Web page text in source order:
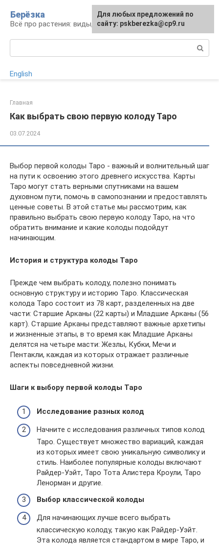
контенту
Берёзка
Всё про растения: виды, выращивание, уход
English
Главная
Как выбрать свою первую колоду Таро
03.07.2024
Выбор первой колоды Таро - важный и волнительный шаг
на пути к освоению этого древнего искусства. Карты
Таро могут стать верными спутниками на вашем
духовном пути, помочь в самопознании и предоставлять
ценные советы. В этой статье мы рассмотрим, как
правильно выбрать свою первую колоду Таро, на что
обратить внимание и какие колоды подойдут
начинающим.
История и структура колоды Таро
Прежде чем выбрать колоду, полезно понимать
основную структуру и историю Таро. Классическая
колода Таро состоит из 78 карт, разделенных на две
части: Старшие Арканы (22 карты) и Младшие Арканы (56
карт). Старшие Арканы представляют важные архетипы
и жизненные этапы, в то время как Младшие Арканы
делятся на четыре масти: Жезлы, Кубки, Мечи и
Пентакли, каждая из которых отражает различные
аспекты повседневной жизни.
Шаги к выбору первой колоды Таро
Исследование разных колод
Начните с исследования различных типов колод
Таро. Существует множество вариаций, каждая
из которых имеет свою уникальную символику и
стиль. Наиболее популярные колоды включают
Райдер-Уэйт, Таро Тота Алистера Кроули, Таро
Ленорман и другие.
Выбор классической колоды
Для начинающих лучше всего выбрать
классическую колоду, такую как Райдер-Уэйт.
Эта колода является стандартом в мире Таро, и
Для любых предложений по
сайту: pskberezka@cp9.ru